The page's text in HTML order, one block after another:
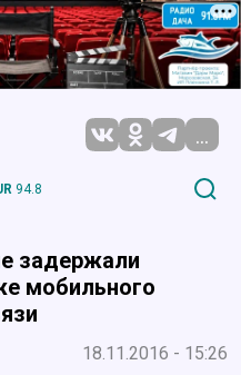
...
94.8
задержали
мобильного
18.11.2016 - 15:26